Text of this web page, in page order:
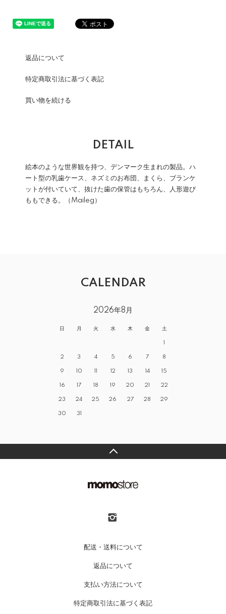
返品について
特定商取引法に基づく表記
買い物を続ける
DETAIL
絵本のような世界観を持つ、デンマーク生まれの製品。ハ
ート型の乳歯ケース、ネズミのお布団、まくら、ブランケ
ットが付いていて、抜けた歯の保管はもちろん、人形遊び
ももできる。（Maileg）
CALENDAR
2026年8月
日 月 火 水 木 金 土
1
2 3 4 5 6 7 8
9 10 11 12 13 14 15
16 17 18 19 20 21 22
23 24 25 26 27 28 29
30 31
配送・送料について
返品について
支払い方法について
特定商取引法に基づく表記